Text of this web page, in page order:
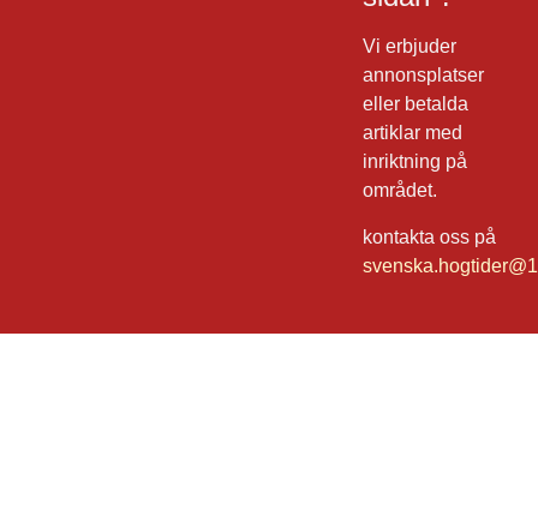
Vi erbjuder
annonsplatser
eller betalda
artiklar med
inriktning på
området.
kontakta oss på